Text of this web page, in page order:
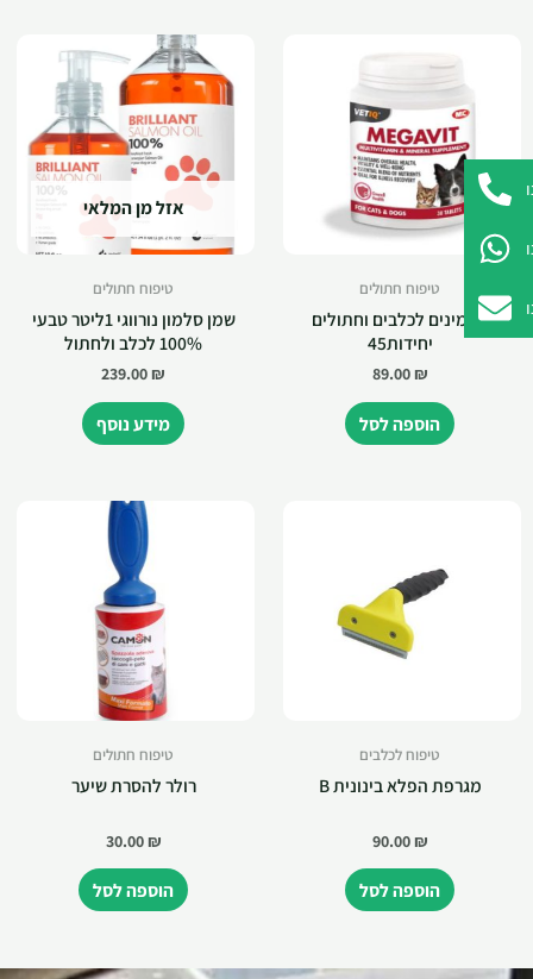
טיפוח חתולים
ויטמינים לכלבים וחתולים
יחידות45
89.00₪
הוספה לסל
אזל מן המלאי
טיפוח חתולים
שמן סלמון נורווגי 1ליטר טבעי
100% לכלב ולחתול
239.00₪
מידע נוסף
טיפוח לכלבים
מגרפת הפלא בינונית B
90.00₪
הוספה לסל
טיפוח חתולים
רולר להסרת שיער
30.00₪
הוספה לסל